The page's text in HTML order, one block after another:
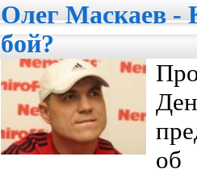
Олег Маскаев -
бой?
об